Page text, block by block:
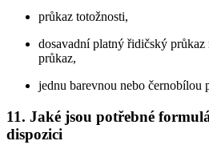
průkaz totožnosti,
dosavadní platný řidičský
průkaz,
jednu barevnou nebo černobílou
11. Jaké jsou potřebné
dispozici